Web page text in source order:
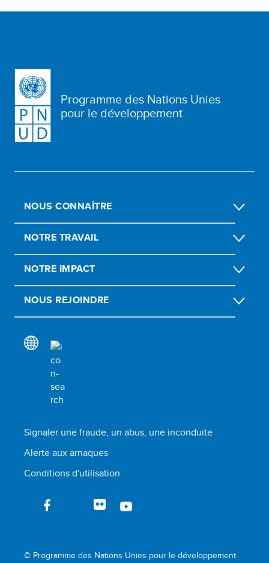
Programme des Nations Unies
pour le développement
NOUS CONNAÎTRE
NOTRE TRAVAIL
NOTRE IMPACT
NOUS REJOINDRE
Signaler une fraude, un abus, une inconduite
Alerte aux arnaques
Conditions d'utilisation
© Programme des Nations Unies pour le développement